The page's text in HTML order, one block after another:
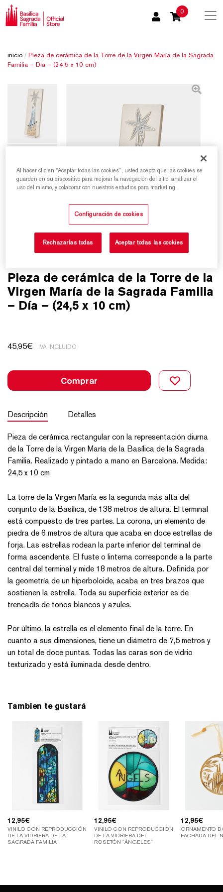
0
inicio / Pieza de cerámica de la Torre de la Virgen María de la Sagrada
Familia – Día – (24,5 x 10 cm)
Pieza de cerámica de la Torre de la
Virgen María de la Sagrada Familia
– Día – (24,5 x 10 cm)
45,95€ IVA INCLUIDO
Comprar
Descripción Detalles
Pieza de cerámica rectangular con la representación diurna
de la Torre de la Virgen María de la Basílica de la Sagrada
Familia. Realizado y pintado a mano en Barcelona. Medida:
24,5 x 10 cm
La torre de la Virgen María es la segunda más alta del
conjunto de la Basílica, de 138 metros de altura. El terminal
está compuesto de tres partes. La corona, un elemento de
piedra de 6 metros de altura que acaba en doce estrellas de
forja. Las estrellas rodean la parte inferior del terminal de
forma ascendente. El fuste o linterna corresponde a la parte
central del terminal y mide 18 metros de altura. Definida por
la geometría de un hiperboloide, acaba en tres brazos que
sostienen la estrella. Toda su superficie exterior es de
trencadís de tonos blancos y azules.
Por último, la estrella es el elemento final de la torre. En
cuanto a sus dimensiones, tiene un diámetro de 7,5 metros y
un total de doce puntas. Todas las caras son de vidrio
texturizado y está iluminada desde dentro.
Tambien te gustará
12,95€
VINILO CON REPRODUCCIÓN
DE LA VIDRIERA DE LA
SAGRADA FAMILIA
12,95€
VINILO CON REPRODUCCIÓN
DE LA VIDRIERA DEL
ROSETÓN "ÁNGELES"
12,95€
ORNAMENTO
FACHADA DEL
Al hacer clic en “Aceptar todas las cookies”, usted acepta que las cookies se
guarden en su dispositivo para mejorar la navegación del sitio, analizar el
uso del mismo, y colaborar con nuestros estudios para marketing.
Configuración de cookies
Rechazarlas todas Aceptar todas las cookies